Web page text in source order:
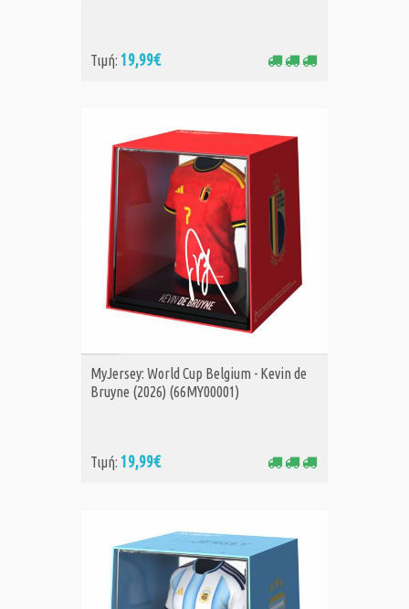
Τιμή: 19,99€
ΑΓΟΡΑ
MyJersey: World Cup Belgium - Kevin de
Bruyne (2026) (66MY00001)
Τιμή: 19,99€